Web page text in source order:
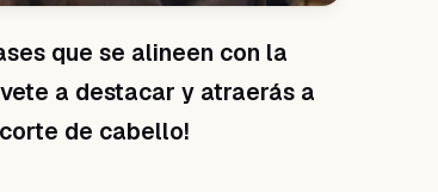
que se alineen con la
a destacar y atraerás a
de cabello!